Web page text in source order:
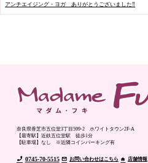
アンチエイジング・ヨガ ありがとうございました‼️
奈良県香芝市五位堂3丁目599-2 ホワイトタウン2F-A
【最寄駅】近鉄五位堂駅 徒歩1分
【駐車場】なし ※近隣コインパーキング有
0745-70-5515 お問い合わせはこちら 店舗情報